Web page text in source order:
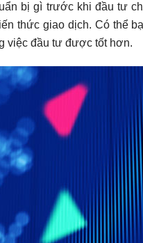
bị gì trước khi đầu tư
thức giao dịch. Có thể
việc đầu tư được tốt hơn.